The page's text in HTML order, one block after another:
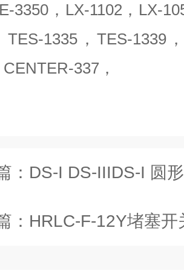
3350，LX-1102，LX-
TES-1335，TES-1339
337，
： DS-I DS-IIIDS-I 圆形 堵煤
： HRLC-F-12Y堵塞开关